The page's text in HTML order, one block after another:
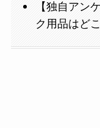
【独自アン
ク用品はど